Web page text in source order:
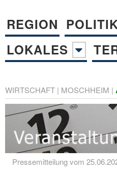
REGION
LOKALES
WIRTSCHAFT | MOSCHHEIM |
Pressemitteilung vom